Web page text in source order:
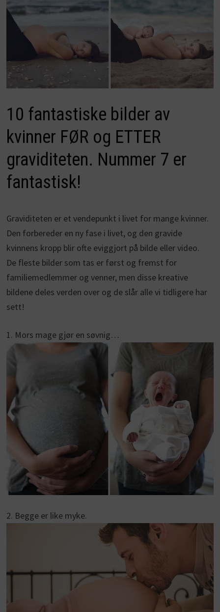
10 fantastiske bilder av
kvinner FØR og ETTER
graviditeten. Nummer 7 er
fantastisk!
Graviditeten er et vendepunkt i livet for mange kvinner.
Den forbereder en ny fase i livet, og den gravide
kvinnens kropp blir ofte eviggjort på bilde eller video.
De fleste bilder som tas er først og fremst for
familiemedlemmer og venner, men disse kreative
bildene deles verden over og de slår alle vi tidligere har
sett!
1. Mors mage gjør en søvnig…
2. Begge er like myke.